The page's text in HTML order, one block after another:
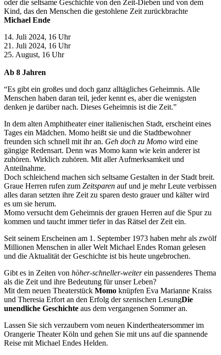
oder die seltsame Geschichte von den Zeit-Dieben und von dem
Kind, das den Menschen die gestohlene Zeit zurückbrachte
Michael Ende
14. Juli 2024, 16 Uhr
21. Juli 2024, 16 Uhr
25. August, 16 Uhr
Ab 8 Jahren
“Es gibt ein großes und doch ganz alltägliches Geheimnis. Alle
Menschen haben daran teil, jeder kennt es, aber die wenigsten
denken je darüber nach. Dieses Geheimnis ist die Zeit.”
In dem alten Amphitheater einer italienischen Stadt, erscheint eines
Tages ein Mädchen. Momo heißt sie und die Stadtbewohner
freunden sich schnell mit ihr an. Geh doch zu Momo wird eine
gängige Redensart. Denn was Momo kann wie kein anderer ist
zuhören. Wirklich zuhören. Mit aller Aufmerksamkeit und
Anteilnahme.
Doch schleichend machen sich seltsame Gestalten in der Stadt breit.
Graue Herren rufen zum Zeitsparen auf und je mehr Leute verbissen
alles daran setzten ihre Zeit zu sparen desto grauer und kälter wird
es um sie herum.
Momo versucht dem Geheimnis der grauen Herren auf die Spur zu
kommen und taucht immer tiefer in das Rätsel der Zeit ein.
Seit seinem Erscheinen am 1. September 1973 haben mehr als zwölf
Millionen Menschen in aller Welt Michael Endes Roman gelesen
und die Aktualität der Geschichte ist bis heute ungebrochen.
Gibt es in Zeiten von höher-schneller-weiterein passenderes Thema
als die Zeit und ihre Bedeutung für unser Leben?
Mit dem neuen Theaterstück Momo knüpfen Eva Marianne Kraiss
und Theresia Erfort an den Erfolg der szenischen LesungDie
unendliche Geschichte aus dem vergangenen Sommer an.
Lassen Sie sich verzaubern vom neuen Kindertheatersommer im
Orangerie Theater Köln und gehen Sie mit uns auf die spannende
Reise mit Michael Endes Helden.